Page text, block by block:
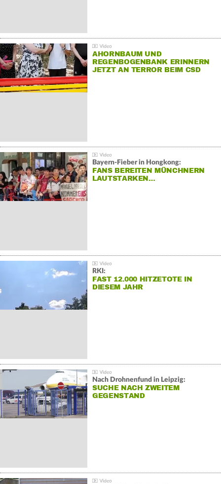
AHORNBAUM UND
REGENBOGENBANK ERINNERN
JETZT AN TERROR BEIM CSD
Bayern-Fieber in Hongkong:
FANS BEREITEN MÜNCHNERN
LAUTSTARKEN…
RKI:
FAST 12.000 HITZETOTE IN
DIESEM JAHR
Nach Drohnenfund in Leipzig:
SUCHE NACH ZWEITEM
GEGENSTAND